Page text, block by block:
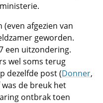
afgezien van
geworden.
een uitzondering.
wel soms terug
dezelfde post (Donner,
was de breuk het
ontbrak toen